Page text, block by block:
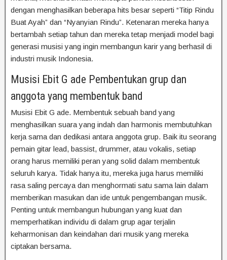
dengan menghasilkan beberapa hits besar seperti “Titip Rindu
Buat Ayah” dan “Nyanyian Rindu”. Ketenaran mereka hanya
bertambah setiap tahun dan mereka tetap menjadi model bagi
generasi musisi yang ingin membangun karir yang berhasil di
industri musik Indonesia.
Musisi Ebit G ade Pembentukan grup dan
anggota yang membentuk band
Musisi Ebit G ade. Membentuk sebuah band yang
menghasilkan suara yang indah dan harmonis membutuhkan
kerja sama dan dedikasi antara anggota grup. Baik itu seorang
pemain gitar lead, bassist, drummer, atau vokalis, setiap
orang harus memiliki peran yang solid dalam membentuk
seluruh karya. Tidak hanya itu, mereka juga harus memiliki
rasa saling percaya dan menghormati satu sama lain dalam
memberikan masukan dan ide untuk pengembangan musik.
Penting untuk membangun hubungan yang kuat dan
memperhatikan individu di dalam grup agar terjalin
keharmonisan dan keindahan dari musik yang mereka
ciptakan bersama.